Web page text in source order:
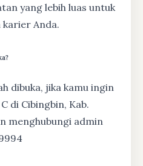
yang lebih luas untuk
Anda.
dibuka, jika kamu ingin
di Cibingbin, Kab.
menghubungi admin